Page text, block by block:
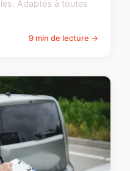
Adaptés à toutes
9 min de lecture →